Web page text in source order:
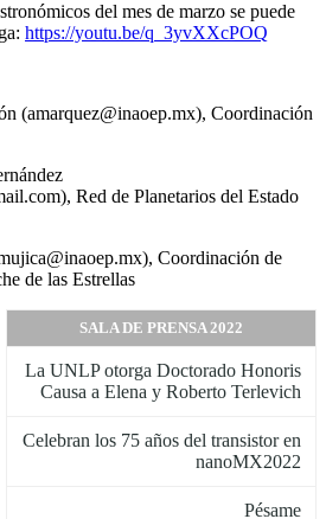
del mes de marzo se puede
https://youtu.be/q_3yvXXcPOQ
(amarquez@inaoep.mx), Coordinación
Red de Planetarios del Estado
Coordinación de
de las Estrellas
SALA DE PRENSA 2022
La UNLP otorga Doctorado Honoris
Causa a Elena y Roberto Terlevich
Celebran los 75 años del transistor en
nanoMX2022
Pésame